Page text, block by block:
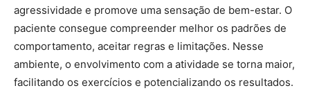
agressividade e promove uma sensação de bem-estar. O
paciente consegue compreender melhor os padrões de
comportamento, aceitar regras e limitações. Nesse
ambiente, o envolvimento com a atividade se torna maior,
facilitando os exercícios e potencializando os resultados.